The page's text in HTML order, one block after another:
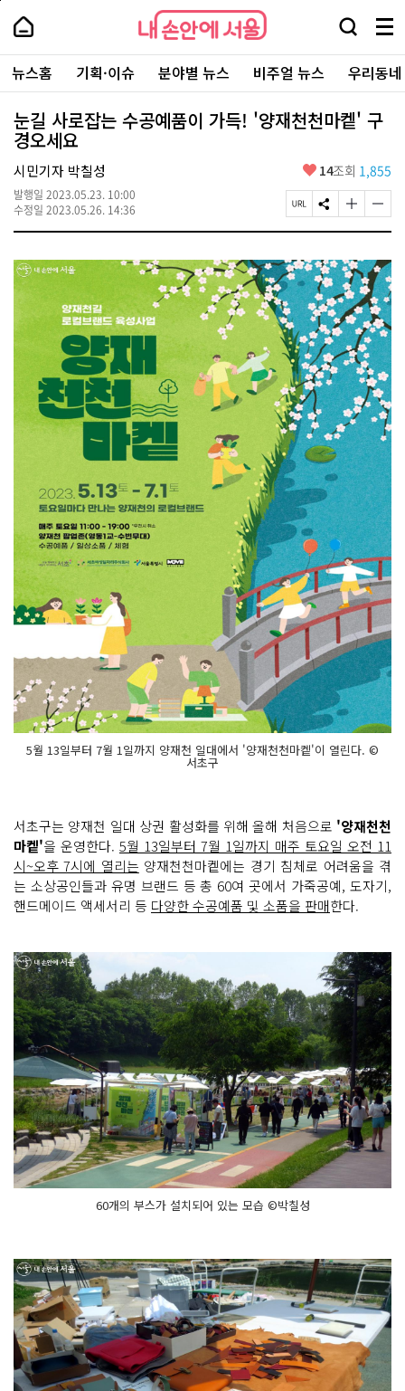
본
로
가
내
손
안
에
서
울
-
서
울
시
대
표
소
통
포
내
손
에
울
검
창
열
기
메
뉴
전
체
보
주
요
서
뉴스홈 기획·이슈 분야별 뉴스 비주얼 뉴스 우리동
눈길 사로잡는 수공예품이 가득! '양재천천마켙' 구
경오세요
시민기자 박칠성
발행일 2023.05.23. 10:00
수정일 2023.05.26. 14:36
좋
요
14조회 1,855
페
이
U
R
L
복
사
S
N
공
유
하
기
글
자
기
크
게
변
경
하
기
글
자
기
작
게
변
경
하
기
5월 13일부터 7월 1일까지 양재천 일대에서 '양재천천마켙'이 열린다. ©
서초구
서초구는 양재천 일대 상권 활성화를 위해 올해 처음으로 '양재천천
마켙'을 운영한다. 5월 13일부터 7월 1일까지 매주 토요일 오전 11
시~오후 7시에 열리는 양재천천마켙에는 경기 침체로 어려움을 겪
는 소상공인들과 유명 브랜드 등 총 60여 곳에서 가죽공예, 도자기,
핸드메이드 액세서리 등 다양한 수공예품 및 소품을 판매한다.
60개의 부스가 설치되어 있는 모습 ©박칠성
페
상
단
로